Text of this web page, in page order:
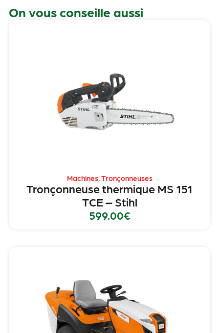
On vous conseille aussi
Machines,Tronçonneuses
Tronçonneuse thermique MS 151
TCE – Stihl
599.00€